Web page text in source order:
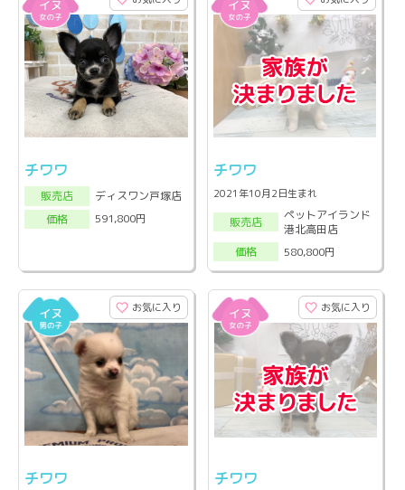
チワワ
販売店
ディスワン戸塚店
価格
591,800円
チワワ
2021年10月2日生まれ
販売店
ペットアイランド
港北高田店
価格
580,800円
お気に入り
チワワ
お気に入り
チワワ